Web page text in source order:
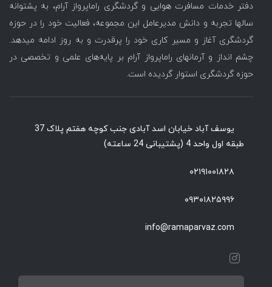
دفتر خدمات مسافرت هوایی و گردشگری راماپرواز آرام، به پشتوانه
سالها تجربه و دانش مدیرعامل این مجموعه، فعالیت خود را در حوزه
گردشگری آغاز و مسیر کاری خود را پرقدرت و به روز ادامه میدهد.
چشم انداز و آرمانهای راماپرواز آرام بر پایه‌های علمی و تخصصی در
حوزه گردشگری استوار گردیده است.
یوسف آباد خیابان اسد آبادی جنب کوچه هفتم پلاک 37
طبقه اول واحد 4 (پشتیبانی 24 ساعته)
۰۲۱۹۱۰۰۱۸۲۸
۰۹۳۰۱۸۲۵۹۹۶
info@ramaparvaz.com